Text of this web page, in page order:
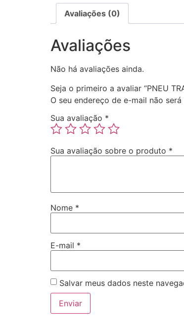
Avaliações (0)
Avaliações
Não há avaliações ainda.
Seja o primeiro a avaliar “PNEU
O seu endereço de e-mail não
Sua avaliação *
Sua avaliação sobre o produto *
Nome *
E-mail *
Salvar meus dados neste